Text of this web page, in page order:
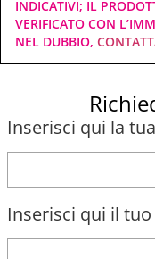
INDICATIVI; IL
VERIFICATO CON
NEL DUBBIO,
Inserisci qui la
Inserisci qui il